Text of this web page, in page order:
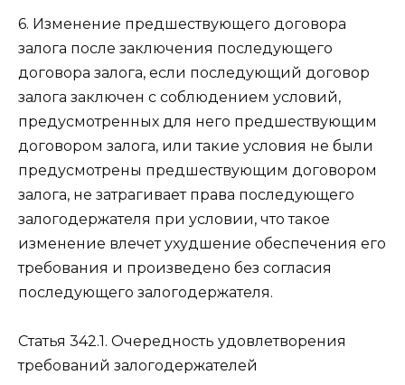
6. Изменение предшествующего договора
залога после заключения последующего
договора залога, если последующий договор
залога заключен с соблюдением условий,
предусмотренных для него предшествующим
договором залога, или такие условия не были
предусмотрены предшествующим договором
залога, не затрагивает права последующего
залогодержателя при условии, что такое
изменение влечет ухудшение обеспечения его
требования и произведено без согласия
последующего залогодержателя.
Статья 342.1. Очередность удовлетворения
требований залогодержателей